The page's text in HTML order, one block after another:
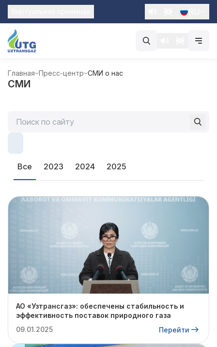
Главная Пресс-центр СМИ о нас
СМИ
Все 2023 2024 2025
АО «Узтрансгаз»: обеспечены стабильность и
эффективность поставок природного газа
09.01.2025
Перейти